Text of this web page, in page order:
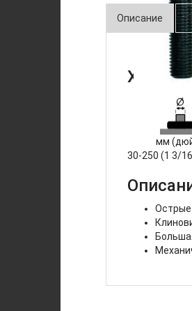
Описание
мм
30-250 (1 3/
Острые